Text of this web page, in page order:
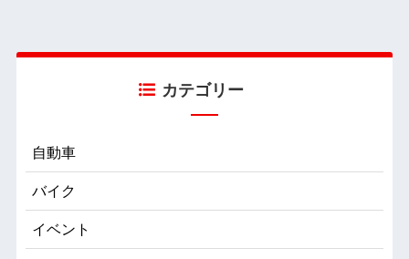
カテゴリー
自動車
バイク
イベント